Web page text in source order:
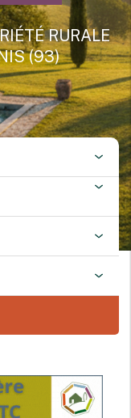
RURALE
(93)